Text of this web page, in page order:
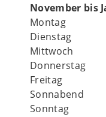
November bis
Montag
Dienstag
Mittwoch
Donnerstag
Freitag
Sonnabend
Sonntag